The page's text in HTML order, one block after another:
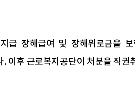
급 장해급여 및 장해위로금을
이후 근로복지공단이 처분을 직권